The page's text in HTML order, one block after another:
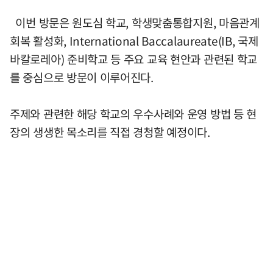
이번 방문은 원도심 학교, 학생맞춤통합지원, 마음관계
회복 활성화, International Baccalaureate(IB, 국제
바칼로레아) 준비학교 등 주요 교육 현안과 관련된 학교
를 중심으로 방문이 이루어진다.
주제와 관련한 해당 학교의 우수사례와 운영 방법 등 현
장의 생생한 목소리를 직접 경청할 예정이다.